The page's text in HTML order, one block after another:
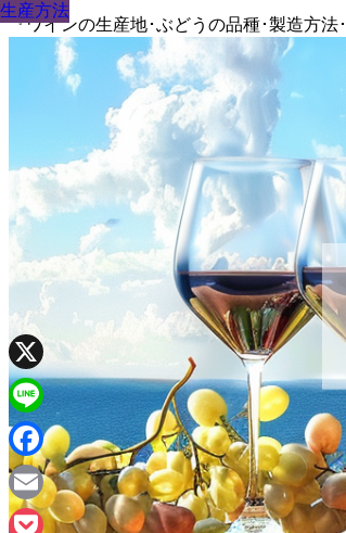
『ワインの生産地･ぶどうの品種･製造方
生産方法
生産方法
生産方法
生産方法
生産方法
生産方法
生産方法
生産方法
生産方法
X
Line
Facebook
Email